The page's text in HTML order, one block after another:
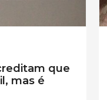
que
mas é